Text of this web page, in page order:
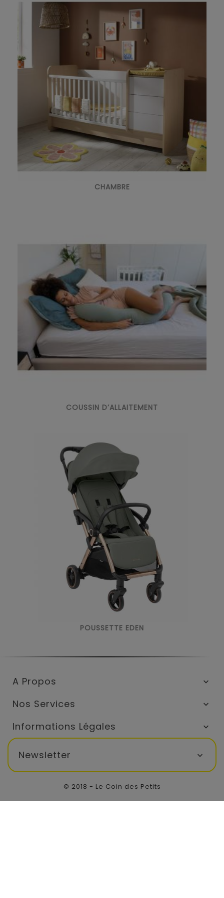
CHAMBRE
COUSSIN D’ALLAITEMENT
POUSSETTE EDEN
A Propos 
Nos Services 
Informations Légales 
Newsletter 
© 2018 - Le Coin des Petits